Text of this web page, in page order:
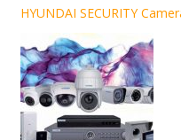
HYUNDAI SECURITY